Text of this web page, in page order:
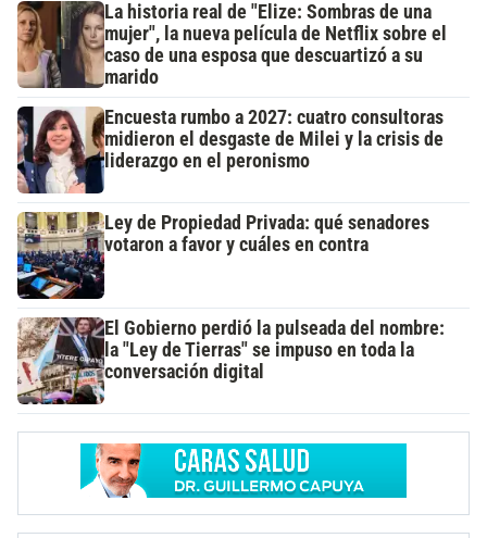
La historia real de "Elize: Sombras de una
mujer", la nueva película de Netflix sobre el
caso de una esposa que descuartizó a su
marido
Encuesta rumbo a 2027: cuatro consultoras
midieron el desgaste de Milei y la crisis de
liderazgo en el peronismo
Ley de Propiedad Privada: qué senadores
votaron a favor y cuáles en contra
El Gobierno perdió la pulseada del nombre:
la "Ley de Tierras" se impuso en toda la
conversación digital